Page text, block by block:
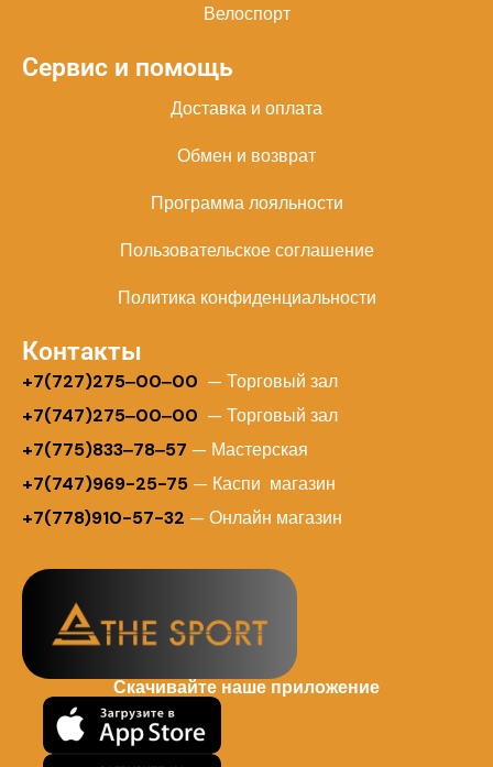
Велоспорт
Сервис и помощь
Доставка и оплата
Обмен и возврат
Программа лояльности
Пользовательское соглашение
Политика конфиденциальности
Контакты
+7(727)275‒00‒00 — Торговый зал
+7(747)275‒00‒00 — Торговый зал
+7(775)833‒78‒57 — Мастерская
+7(747)969-25-75 — Каспи магазин
+7(778)910-57-32 — Онлайн магазин
Скачивайте наше приложение